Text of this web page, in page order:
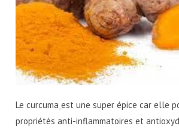
Le curcuma est une super épice car elle
propriétés anti-inflammatoires et